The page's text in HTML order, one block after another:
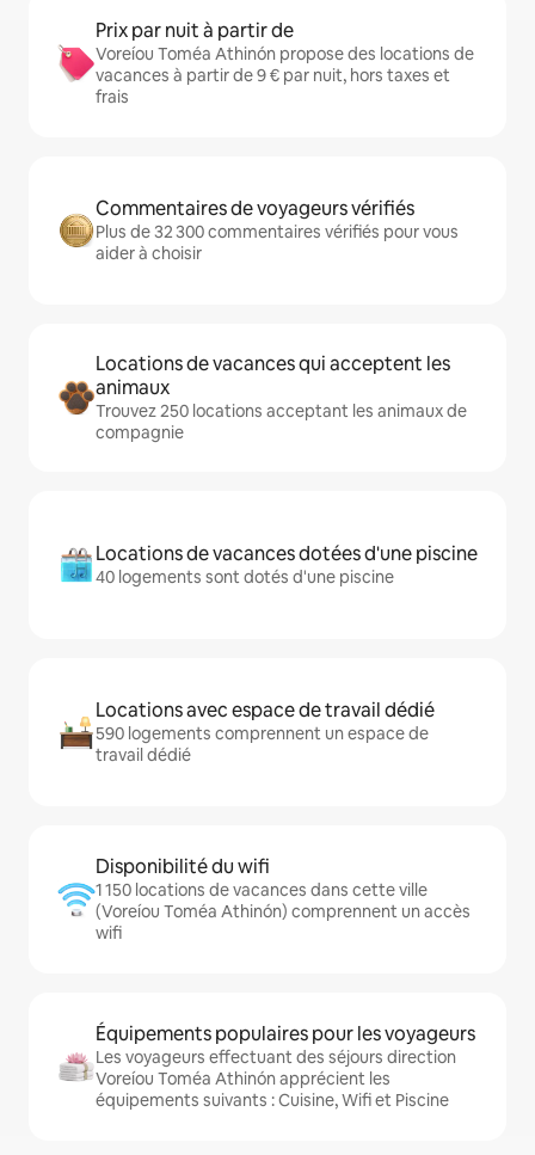
Prix par nuit à partir de
Voreíou Toméa Athinón propose des locations de
vacances à partir de 9 € par nuit, hors taxes et
frais
Commentaires de voyageurs vérifiés
Plus de 32 300 commentaires vérifiés pour vous
aider à choisir
Locations de vacances qui acceptent les
animaux
Trouvez 250 locations acceptant les animaux de
compagnie
Locations de vacances dotées d'une piscine
40 logements sont dotés d'une piscine
Locations avec espace de travail dédié
590 logements comprennent un espace de
travail dédié
Disponibilité du wifi
1 150 locations de vacances dans cette ville
(Voreíou Toméa Athinón) comprennent un accès
wifi
Équipements populaires pour les voyageurs
Les voyageurs effectuant des séjours direction
Voreíou Toméa Athinón apprécient les
équipements suivants : Cuisine, Wifi et Piscine